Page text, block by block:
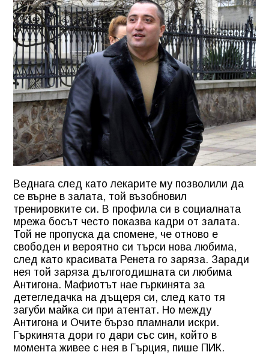
Веднага след като лекарите му позволили да
се върне в залата, той възобновил
тренировките си. В профила си в социалната
мрежа босът често показва кадри от залата.
Той не пропуска да спомене, че отново е
свободен и вероятно си търси нова любима,
след като красивата Ренета го заряза. Заради
нея той заряза дългогодишната си любима
Антигона. Мафиотът нае гъркинята за
детегледачка на дъщеря си, след като тя
загуби майка си при атентат. Но между
Антигона и Очите бързо пламнали искри.
Гъркинята дори го дари със син, който в
момента живее с нея в Гърция, пише ПИК.